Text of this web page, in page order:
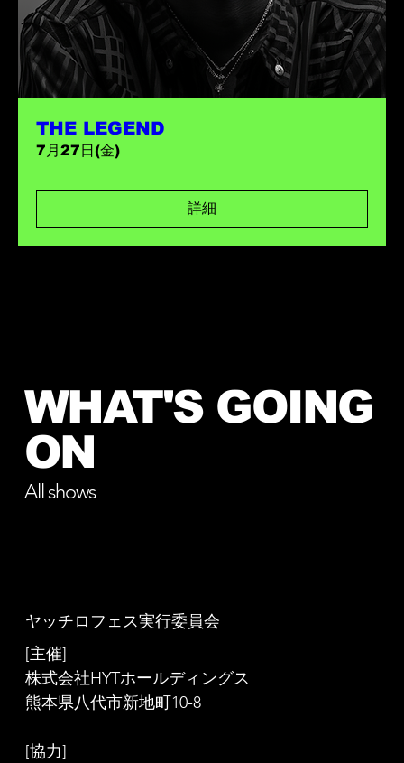
WHAT'S GOING
ON
All shows
THE LEGEND
7月27日(金)
詳細
ヤッチロフェス実行委員会
[主催]
株式会社HYTホールディングス
熊本県八代市新地町10-8
[協力]